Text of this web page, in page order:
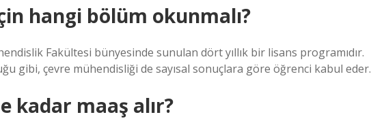
hangi bölüm okunmalı?
Fakültesi bünyesinde sunulan dört yıllık bir lisans programıdır.
gibi, çevre mühendisliği de sayısal sonuçlara göre öğrenci kabul eder.
kadar maaş alır?